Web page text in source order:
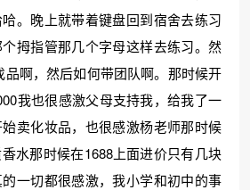
。晚上就带着键盘回到宿舍去练习
拇指管那几个字母这样去练习。然
品啊，然后如何带团队啊。那时候开
我也很感激父母支持我，给我了一
卖化妆品，也很感激杨老师那时候
水那时候在1688上面进价只有几块
一切都很感激，我小学和初中的事